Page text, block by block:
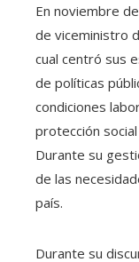
En noviembre
de viceministro
cual centró sus
de políticas
condiciones
protección
Durante su
de las
país.
Durante su